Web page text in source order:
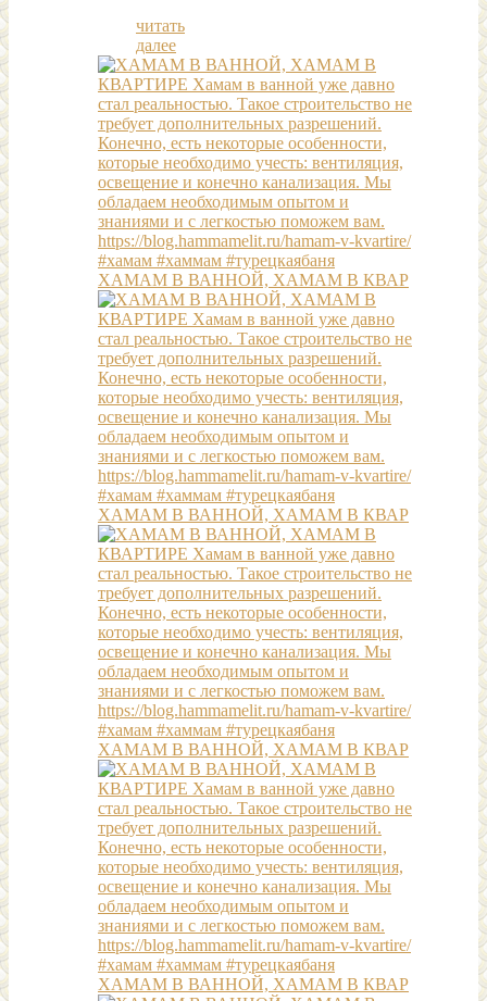
читать
далее
ХАМАМ В ВАННОЙ, ХАМАМ В КВАР
ХАМАМ В ВАННОЙ, ХАМАМ В КВАР
ХАМАМ В ВАННОЙ, ХАМАМ В КВАР
ХАМАМ В ВАННОЙ, ХАМАМ В КВАР